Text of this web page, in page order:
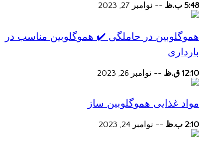
5:48 ب.ظ -- نوامبر 27, 2023
هموگلوبین در حاملگی ✔️ هموگلوبین مناسب در
بارداری
12:10 ق.ظ -- نوامبر 26, 2023
مواد غذایی هموگلوبین ساز
2:10 ب.ظ -- نوامبر 24, 2023